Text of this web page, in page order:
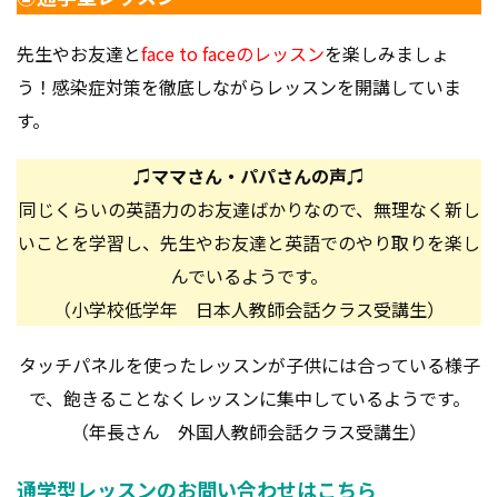
先生やお友達とface to faceのレッスンを楽しみましょ
う！感染症対策を徹底しながらレッスンを開講していま
す。
♫ママさん・パパさんの声♫
同じくらいの英語力のお友達ばかりなので、無理なく新し
いことを学習し、先生やお友達と英語でのやり取りを楽し
んでいるようです。
（小学校低学年 日本人教師会話クラス受講生）
タッチパネルを使ったレッスンが子供には合っている様子
で、飽きることなくレッスンに集中しているようです。
（年長さん 外国人教師会話クラス受講生）
通学型レッスンのお問い合わせはこちら